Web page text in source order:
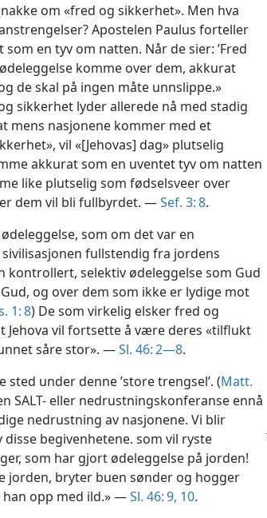
om «fred og sikkerhet». Men hva
Apostelen Paulus forteller
en tyv om natten. Når de sier: ’Fred
komme over dem, akkurat
de skal på ingen måte unnslippe.»
sikkerhet lyder allerede nå med stadig
mens nasjonene kommer med et
vil «[Jehovas] dag» plutselig
akkurat som en uventet tyv om natten
like plutselig som fødselsveer over
dem vil bli fullbyrdet. —Sef. 3: 8.
som om det var en
fullstendig fra jordens
selektiv ødeleggelse som Gud
og over dem som ikke er lydige mot
1: 8) De som virkelig elsker fred og
vil fortsette å være deres «tilflukt
såre stor». —Sl. 46: 2—8.
under denne ’store trengsel’. (Matt.
SALT- eller nedrustningskonferanse ennå
nedrustning av nasjonene. Vi blir
begivenhetene. som vil ryste
som har gjort ødeleggelse på jorden!
jorden, bryter buen sønder og hogger
opp med ild.» —Sl. 46: 9, 10.